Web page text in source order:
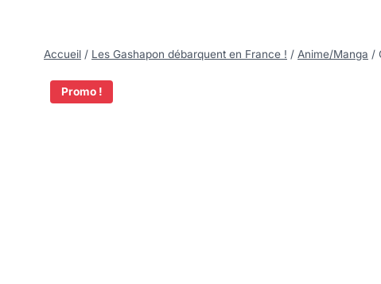
Accueil / Les Gashapon débarquent en France ! / Anime/Manga /
Promo !